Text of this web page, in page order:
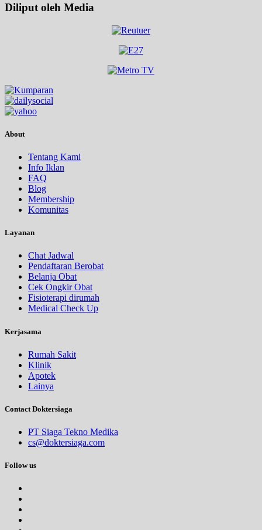
Diliput oleh Media
About
Tentang Kami
Info Iklan
FAQ
Blog
Membership
Komunitas
Layanan
Chat Jadwal
Pendaftaran Berobat
Belanja Obat
Cek Ongkir Obat
Fisioterapi dirumah
Medical Check Up
Kerjasama
Rumah Sakit
Klinik
Apotek
Lainya
Contact Doktersiaga
PT Siaga Tekno Medika
cs@doktersiaga.com
Follow us